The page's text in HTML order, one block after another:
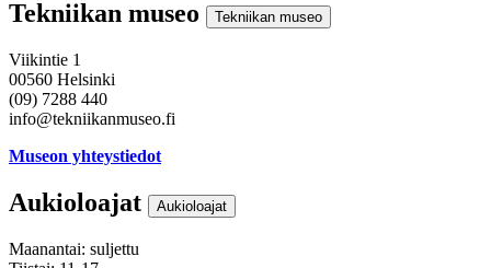
Tekniikan museo Tekniikan museo
Viikintie 1
00560 Helsinki
(09) 7288 440
info@tekniikanmuseo.fi
Museon yhteystiedot
Aukioloajat Aukioloajat
Maanantai: suljettu